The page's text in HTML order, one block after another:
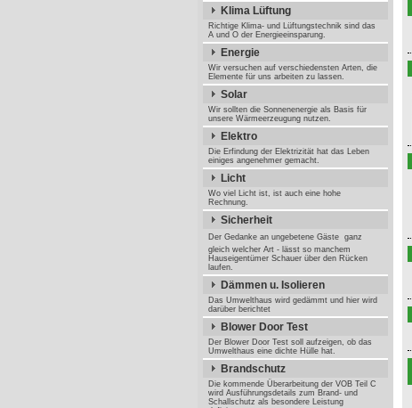
Klima Lüftung
Richtige Klima- und Lüftungstechnik sind das
A und O der Energieeinsparung.
Energie
Wir versuchen auf verschiedensten Arten, die
Elemente für uns arbeiten zu lassen.
Solar
Wir sollten die Sonnenenergie als Basis für
unsere Wärmeerzeugung nutzen.
Elektro
Die Erfindung der Elektrizität hat das Leben
einiges angenehmer gemacht.
Licht
Wo viel Licht ist, ist auch eine hohe
Rechnung.
Sicherheit
Der Gedanke an ungebetene Gäste  ganz
gleich welcher Art - lässt so manchem
Hauseigentümer Schauer über den Rücken
laufen.
Dämmen u. Isolieren
Das Umwelthaus wird gedämmt und hier wird
darüber berichtet
Blower Door Test
Der Blower Door Test soll aufzeigen, ob das
Umwelthaus eine dichte Hülle hat.
Brandschutz
Die kommende Überarbeitung der VOB Teil C
wird Ausführungsdetails zum Brand- und
Schallschutz als besondere Leistung